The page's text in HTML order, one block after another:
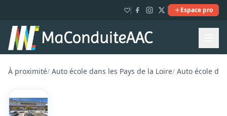
Espace pro
À proximité/ Auto école dans les Pays de la Loire/ Auto école